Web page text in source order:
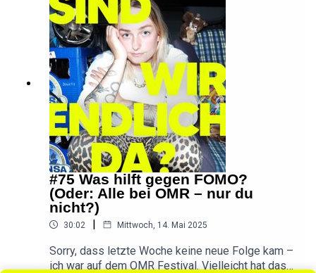
teil: umfrage.sindwirendlichda.de(Dauert nur 5
Minuten und macht diesen Podcast besser!)
DANKE ❤️📱 SWED auf Instagram📱 SWED auf
TikTok💌 Ihr habt eine Frage, einen Wunsch oder
Feedback? Schreibt
mir!hallo@sindwirendlichda.deIntro & Outro by
Konstantin Ihlenfeld
#75 Was hilft gegen FOMO?
(Oder: Alle bei OMR – nur du
nicht?)
30:02 | Mittwoch, 14. Mai 2025
Sorry, dass letzte Woche keine neue Folge kam –
ich war auf dem OMR Festival. Vielleicht hat das